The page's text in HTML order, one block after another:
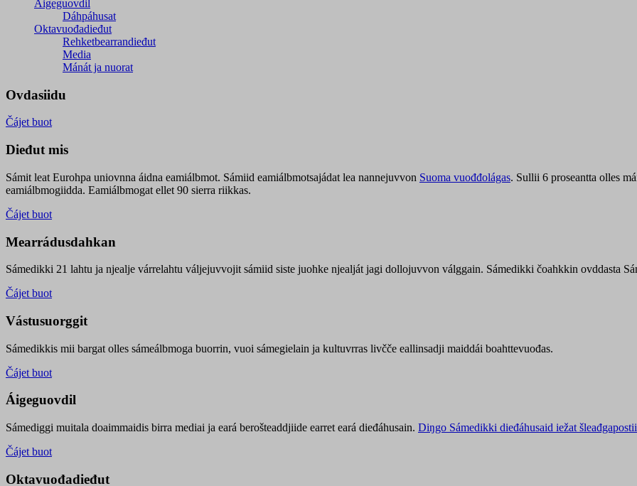
Áigeguovdil
Dáhpáhusat
Oktavuođadieđut
Rehketbearrandieđut
Media
Mánát ja nuorat
Ovdasiidu
Čájet buot
Dieđut mis
Sámit leat Eurohpa uniovnna áidna eamiálbmot. Sámiid eamiálbmotsajádat lea nannejuvvon Suoma vuođđolágas. Sullii 6 proseantta olles
eamiálbmogiidda. Eamiálbmogat ellet 90 sierra riikkas.
Čájet buot
Mearrádusdahkan
Sámedikki 21 lahtu ja njealje várrelahtu váljejuvvojit sámiid siste juohke njealját jagi dollojuvvon válggain. Sámedikki čoahkkin ovddasta
Čájet buot
Vástusuorggit
Sámedikkis mii bargat olles sámeálbmoga buorrin, vuoi sámegielain ja kultuvrras livčče eallinsadji maiddái boahttevuođas.
Čájet buot
Áigeguovdil
Sámediggi muitala doaimmaidis birra mediai ja eará berošteaddjiide earret eará dieđáhusain. Diŋgo Sámedikki dieđáhusaid iežat šleađgapostii
Čájet buot
Oktavuođadieđut